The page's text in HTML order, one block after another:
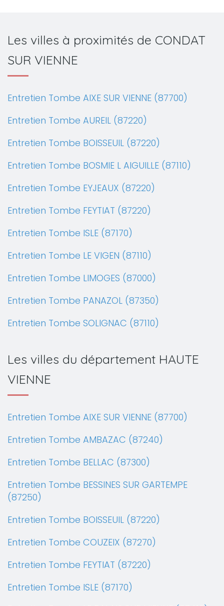
Les villes à proximités de CONDAT
SUR VIENNE
Entretien Tombe AIXE SUR VIENNE (87700)
Entretien Tombe AUREIL (87220)
Entretien Tombe BOISSEUIL (87220)
Entretien Tombe BOSMIE L AIGUILLE (87110)
Entretien Tombe EYJEAUX (87220)
Entretien Tombe FEYTIAT (87220)
Entretien Tombe ISLE (87170)
Entretien Tombe LE VIGEN (87110)
Entretien Tombe LIMOGES (87000)
Entretien Tombe PANAZOL (87350)
Entretien Tombe SOLIGNAC (87110)
Les villes du département HAUTE
VIENNE
Entretien Tombe AIXE SUR VIENNE (87700)
Entretien Tombe AMBAZAC (87240)
Entretien Tombe BELLAC (87300)
Entretien Tombe BESSINES SUR GARTEMPE
(87250)
Entretien Tombe BOISSEUIL (87220)
Entretien Tombe COUZEIX (87270)
Entretien Tombe FEYTIAT (87220)
Entretien Tombe ISLE (87170)